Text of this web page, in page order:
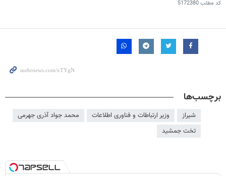
کد مطلب5172380
برچسب‌ها
شیراز وزیر ارتباطات و فناوری اطلاعات
محمد جواد آذری جهرمی
تخت جمشید